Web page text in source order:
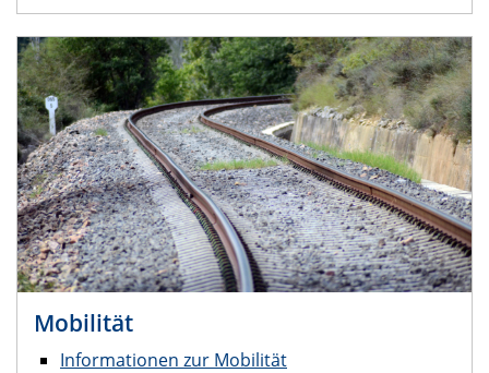
Mobilität
Informationen zur Mobilität